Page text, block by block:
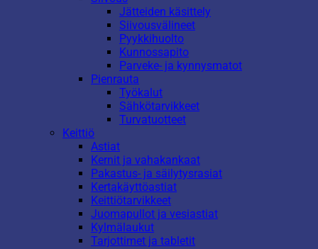
Jätteiden käsittely
Siivousvälineet
Pyykkihuolto
Kunnossapito
Parveke- ja kynnysmatot
Pienrauta
Työkalut
Sähkötarvikkeet
Turvatuotteet
Keittiö
Astiat
Kernit ja vahakankaat
Pakastus- ja säilytysrasiat
Kertakäyttöastiat
Keittiötarvikkeet
Juomapullot ja vesiastiat
Kylmälaukut
Tarjottimet ja tabletit